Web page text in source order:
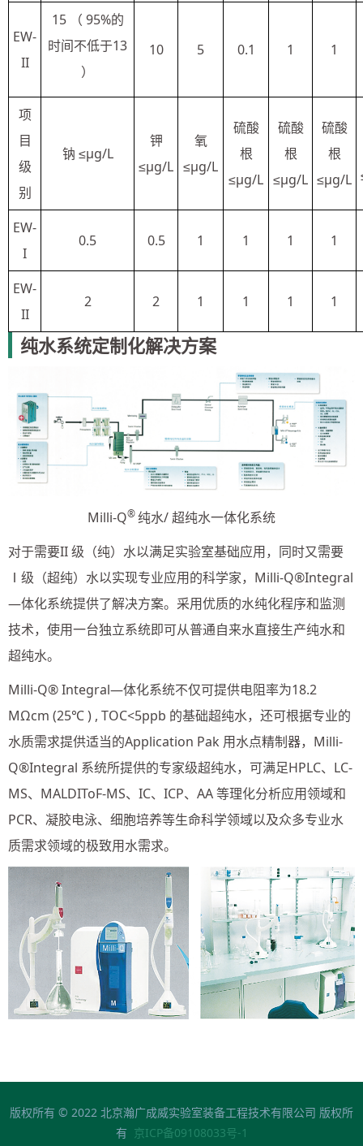
EW-
II
15 （ 95%的
时间不低于13
）
10 5 0.1 1 1
项
目
级
别
钠 ≤μg/L
钾
≤μg/L
氧
≤μg/L
硫酸
根
≤μg/L
硫酸
根
≤μg/L
硫酸
根
≤μg/L
EW-
I
0.5 0.5 1 1 1 1
EW-
II
2 2 1 1 1 1
纯水系统定制化解决方案
Milli-Q®纯水/ 超纯水一体化系统
对于需要II 级（纯）水以满足实验室基础应用，同时又需要
Ⅰ级（超纯）水以实现专业应用的科学家，Milli-Q®Integral
—体化系统提供了解决方案。采用优质的水纯化程序和监测
技术，使用一台独立系统即可从普通自来水直接生产纯水和
超纯水。
Milli-Q® Integral—体化系统不仅可提供电阻率为18.2
MΩcm (25℃ ) , TOC<5ppb 的基础超纯水，还可根据专业的
水质需求提供适当的Application Pak 用水点精制器，Milli-
Q®Integral 系统所提供的专家级超纯水，可满足HPLC、LC-
MS、MALDIToF-MS、IC、ICP、AA 等理化分析应用领域和
PCR、凝胶电泳、细胞培养等生命科学领域以及众多专业水
质需求领域的极致用水需求。
版权所有 © 2022 北京瀚广成威实验室装备工程技术有限公司 版权所
有 京ICP备09108033号-1